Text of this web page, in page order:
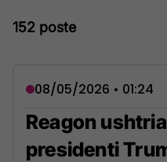
152 poste
08/05/2026 • 01:24
Reagon
presidenti